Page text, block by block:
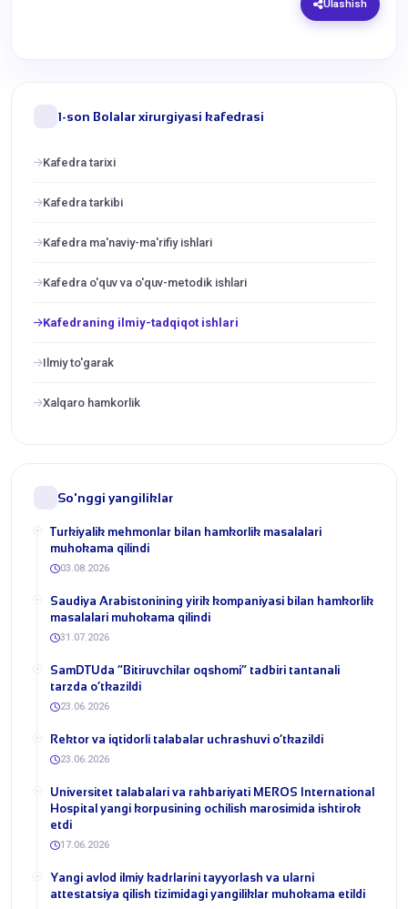
Ulashish
1-son Bolalar xirurgiyasi kafedrasi
Kafedra tarixi
Kafedra tarkibi
Kafedra ma'naviy-ma'rifiy ishlari
Kafedra o'quv va o'quv-metodik ishlari
Kafedraning ilmiy-tadqiqot ishlari
Ilmiy to'garak
Xalqaro hamkorlik
So'nggi yangiliklar
Turkiyalik mehmonlar bilan hamkorlik masalalari
muhokama qilindi
03.08.2026
​Saudiya Arabistonining yirik kompaniyasi bilan hamkorlik
masalalari muhokama qilindi
31.07.2026
​SamDTUda “Bitiruvchilar oqshomi” tadbiri tantanali
tarzda o‘tkazildi
23.06.2026
​Rektor va iqtidorli talabalar uchrashuvi o‘tkazildi
23.06.2026
Universitet talabalari va rahbariyati MEROS International
Hospital yangi korpusining ochilish marosimida ishtirok
etdi
17.06.2026
Yangi avlod ilmiy kadrlarini tayyorlash va ularni
attestatsiya qilish tizimidagi yangiliklar muhokama etildi